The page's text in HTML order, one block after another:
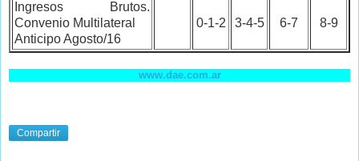
Ingresos Brutos.
Convenio Multilateral
Anticipo Agosto/16
0-1-2 3-4-5 6-7 8-9
www.dae.com.ar
Compartir